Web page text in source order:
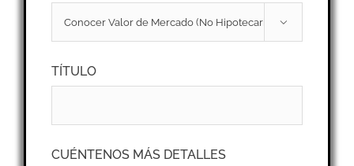

TÍTULO
CUÉNTENOS MÁS DETALLES